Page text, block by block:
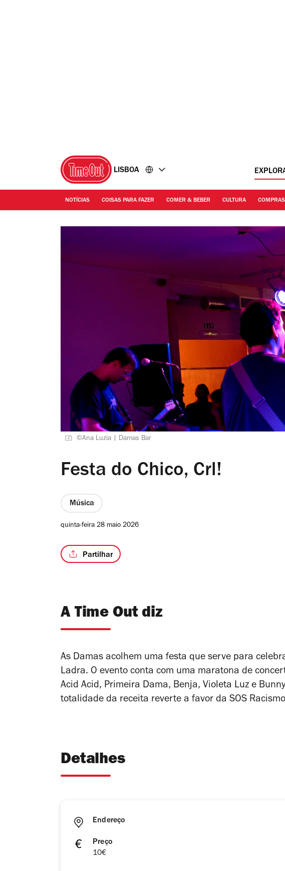
LISBOA
NOTÍCIAS COISAS PARA FAZER COMER & BEBER CULTURA COMPRAS
©Ana Luzia | Damas Bar
Festa do Chico, Crl!
Música
quinta-feira 28 maio 2026
Partilhar
A Time Out diz
As Damas acolhem uma festa que serve para
Ladra. O evento conta com uma maratona de
Acid Acid, Primeira Dama, Benja, Violeta Luz e
totalidade da receita reverte a favor da SOS
Detalhes
Endereço
Preço
10€